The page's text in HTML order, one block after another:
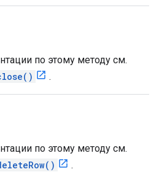
по этому методу см.
.
по этому методу см.
.